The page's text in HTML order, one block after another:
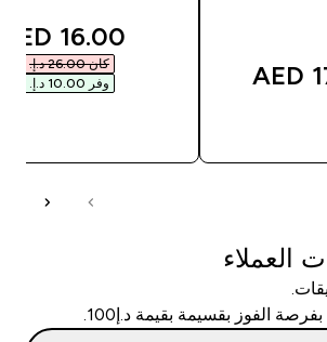
price
16.00 AED‎
كان ‏26.00 د.إ.‏‎
وفر ‏10.00 د.إ.‏‎
العملاء
الفوز بقسيمة بقيمة د.إ100.